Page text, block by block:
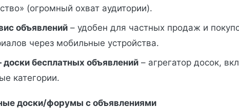
(огромный охват аудитории).
объявлений – удобен для частных продаж и
через мобильные устройства.
бесплатных объявлений – агрегатор досок,
категории.
доски/форумы с объявлениями